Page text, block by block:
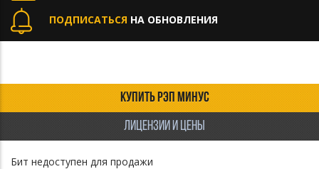
ПОДПИСАТЬСЯ НА ОБНОВЛЕНИЯ
КУПИТЬ РЭП МИНУС
ЛИЦЕНЗИИ И ЦЕНЫ
Бит недоступен для продажи